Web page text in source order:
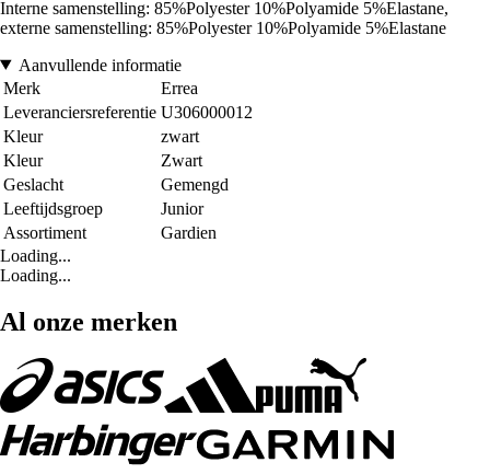
Interne samenstelling: 85%Polyester 10%Polyamide 5%Elastane,
externe samenstelling: 85%Polyester 10%Polyamide 5%Elastane
Aanvullende informatie
Merk
Errea
Leveranciersreferentie U306000012
Kleur
zwart
Kleur
Zwart
Geslacht
Gemengd
Leeftijdsgroep
Junior
Assortiment
Gardien
Loading...
Loading...
Al onze merken